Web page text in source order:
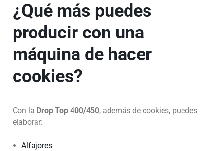
¿Qué más puedes
producir con una
máquina de hacer
cookies?
Con la Drop Top 400/450, además de cookies, puedes
elaborar:
Alfajores